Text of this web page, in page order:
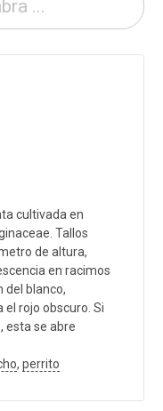
cultivada en
Tallos
de altura,
en racimos
del blanco,
rojo obscuro. Si
esta se abre
, perrito